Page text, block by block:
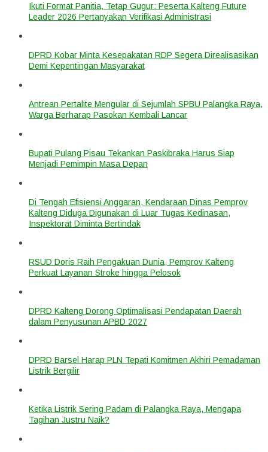
Ikuti Format Panitia, Tetap Gugur: Peserta Kalteng Future
Leader 2026 Pertanyakan Verifikasi Administrasi
DPRD Kobar Minta Kesepakatan RDP Segera Direalisasikan
Demi Kepentingan Masyarakat
Antrean Pertalite Mengular di Sejumlah SPBU Palangka Raya,
Warga Berharap Pasokan Kembali Lancar
Bupati Pulang Pisau Tekankan Paskibraka Harus Siap
Menjadi Pemimpin Masa Depan
Di Tengah Efisiensi Anggaran, Kendaraan Dinas Pemprov
Kalteng Diduga Digunakan di Luar Tugas Kedinasan,
Inspektorat Diminta Bertindak
RSUD Doris Raih Pengakuan Dunia, Pemprov Kalteng
Perkuat Layanan Stroke hingga Pelosok
DPRD Kalteng Dorong Optimalisasi Pendapatan Daerah
dalam Penyusunan APBD 2027
DPRD Barsel Harap PLN Tepati Komitmen Akhiri Pemadaman
Listrik Bergilir
Ketika Listrik Sering Padam di Palangka Raya, Mengapa
Tagihan Justru Naik?